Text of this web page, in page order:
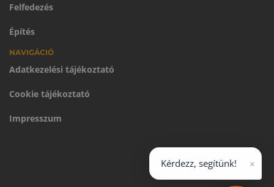
Felfedezés
Építés
NAVIGÁCIÓ
Adatkezelési tájékoztató
Cookie tájékoztató
Impresszum
Kérdezz, segítünk! ×